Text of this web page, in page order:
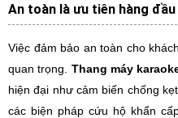
An toàn là ưu tiên hàng đầu
Việc đảm bảo an toàn cho
quan trọng. Thang máy
hiện đại như cảm biến chống
các biện pháp cứu hộ khẩn